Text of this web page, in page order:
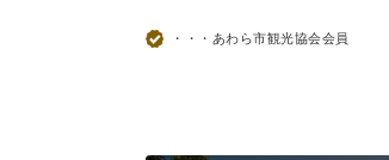
・・・あわら市観光協会会員